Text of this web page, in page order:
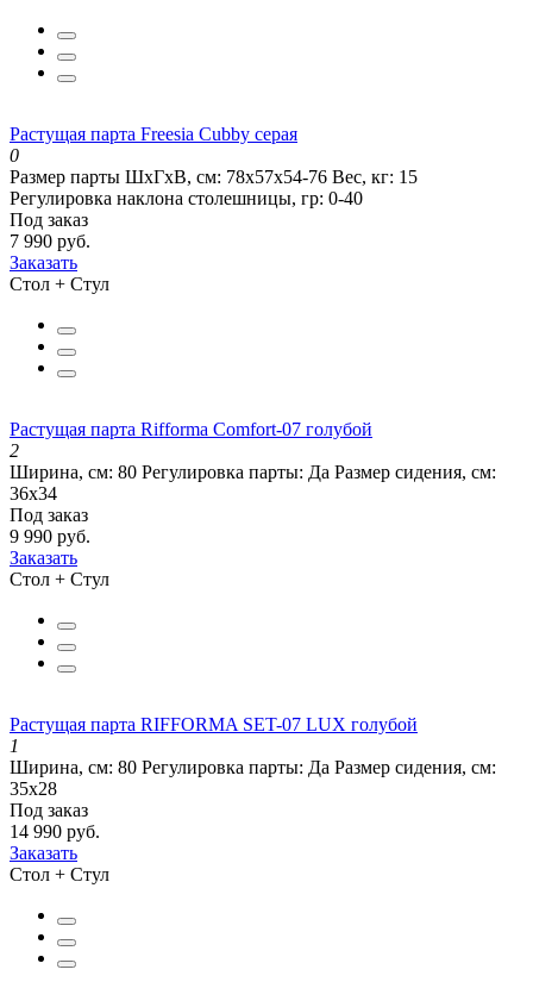
Растущая парта Freesia Cubby серая
0
Размер парты ШхГхВ, см: 78х57х54-76 Вес, кг: 15
Регулировка наклона столешницы, гр: 0-40
Под заказ
7 990 руб.
Заказать
Стол + Стул
Растущая парта Rifforma Comfort-07 голубой
2
Ширина, см: 80 Регулировка парты: Да Размер сидения, см:
36х34
Под заказ
9 990 руб.
Заказать
Стол + Стул
Растущая парта RIFFORMA SET-07 LUX голубой
1
Ширина, см: 80 Регулировка парты: Да Размер сидения, см:
35х28
Под заказ
14 990 руб.
Заказать
Стол + Стул